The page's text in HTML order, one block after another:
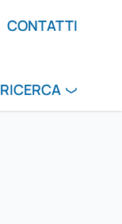
CONTATTI
RICERCA